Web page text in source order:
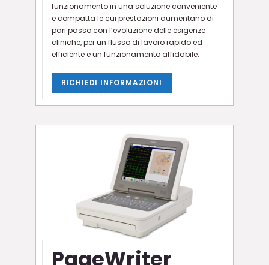
funzionamento in una soluzione conveniente
e compatta le cui prestazioni aumentano di
pari passo con l’evoluzione delle esigenze
cliniche, per un flusso di lavoro rapido ed
efficiente e un funzionamento affidabile.
RICHIEDI INFORMAZIONI
PageWriter